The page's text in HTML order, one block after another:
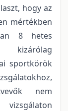
hogy az
mértékben
8 hetes
kizárólag
sportkörök
nem